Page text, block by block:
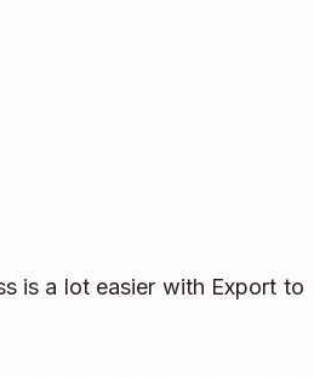
is a lot easier with Export to